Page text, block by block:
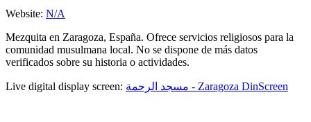
Website: N/A
Mezquita en Zaragoza, España. Ofrece servicios religiosos para la
comunidad musulmana local. No se dispone de más datos
verificados sobre su historia o actividades.
Live digital display screen: مسجد الرحمة - Zaragoza DinScreen